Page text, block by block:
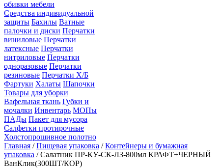
обивки мебели
Средства индивидуальной
защиты Бахилы Ватные
палочки и диски Перчатки
виниловые Перчатки
латексные Перчатки
нитриловые Перчатки
одноразовые Перчатки
резиновые Перчатки Х/Б
Фартуки Халаты Шапочки
Товары для уборки
Вафельная ткань Губки и
мочалки Инвентарь МОПы
ПАДы Пакет для мусора
Салфетки протирочные
Холстопрошивное полотно
Главная /Пищевая упаковка /Контейнеры и бумажная
упаковка / Салатник ПР-КУ-СК-ЛЗ-800мл КРАФТ+ЧЕРНЫЙ
ВанКлик(300ШТ/КОР)